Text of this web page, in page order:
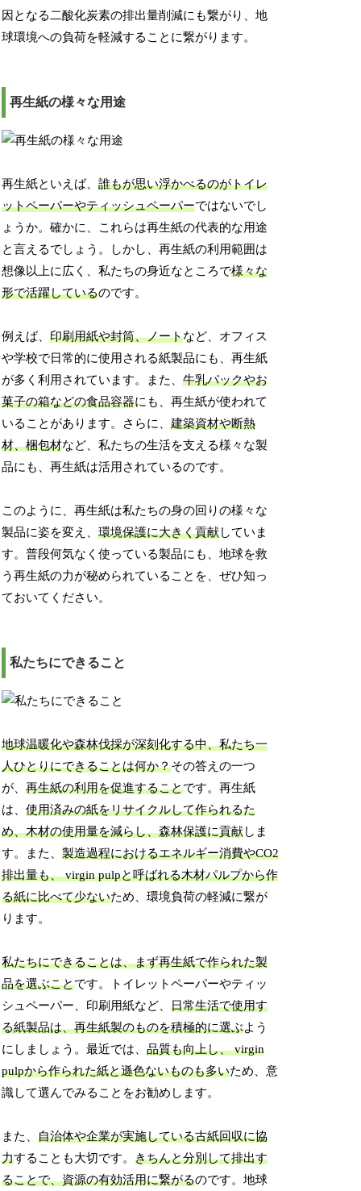
因となる二酸化炭素の排出量削減にも繋がり、地
球環境への負荷を軽減することに繋がります。
再生紙の様々な用途
再生紙といえば、誰もが思い浮かべるのがトイレ
ットペーパーやティッシュペーパーではないでし
ょうか。確かに、これらは再生紙の代表的な用途
と言えるでしょう。しかし、再生紙の利用範囲は
想像以上に広く、私たちの身近なところで様々な
形で活躍しているのです。
例えば、印刷用紙や封筒、ノートなど、オフィス
や学校で日常的に使用される紙製品にも、再生紙
が多く利用されています。また、牛乳パックやお
菓子の箱などの食品容器にも、再生紙が使われて
いることがあります。さらに、建築資材や断熱
材、梱包材など、私たちの生活を支える様々な製
品にも、再生紙は活用されているのです。
このように、再生紙は私たちの身の回りの様々な
製品に姿を変え、環境保護に大きく貢献していま
す。普段何気なく使っている製品にも、地球を救
う再生紙の力が秘められていることを、ぜひ知っ
ておいてください。
私たちにできること
地球温暖化や森林伐採が深刻化する中、私たち一
人ひとりにできることは何か？その答えの一つ
が、再生紙の利用を促進することです。再生紙
は、使用済みの紙をリサイクルして作られるた
め、木材の使用量を減らし、森林保護に貢献しま
す。また、製造過程におけるエネルギー消費やCO2
排出量も、 virgin pulpと呼ばれる木材パルプから作
る紙に比べて少ないため、環境負荷の軽減に繋が
ります。
私たちにできることは、まず再生紙で作られた製
品を選ぶことです。トイレットペーパーやティッ
シュペーパー、印刷用紙など、日常生活で使用す
る紙製品は、再生紙製のものを積極的に選ぶよう
にしましょう。最近では、品質も向上し、 virgin
pulpから作られた紙と遜色ないものも多いため、意
識して選んでみることをお勧めします。
また、自治体や企業が実施している古紙回収に協
力することも大切です。きちんと分別して排出す
ることで、資源の有効活用に繋がるのです。地球